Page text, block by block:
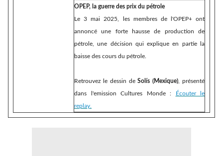
OPEP, la guerre des prix du pétrole
Le 3 mai 2025, les membres de l'OPEP+ ont
annoncé une forte hausse de production de
pétrole, une décision qui explique en partie la
baisse des cours du pétrole.
Retrouvez le dessin de Solís (Mexique) , présenté
dans l'emission Cultures Monde : Écouter le
replay.